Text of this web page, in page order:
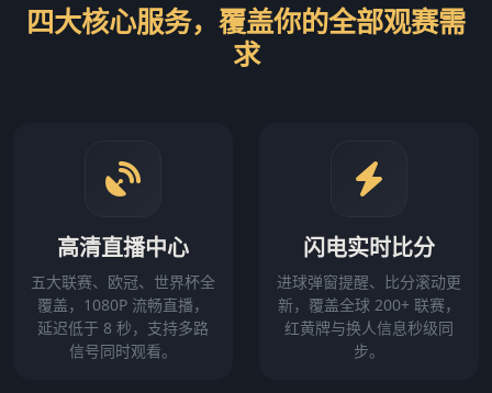
四大核心服务，覆盖你的全部观赛需
求
高清直播中心
五大联赛、欧冠、世界杯全
覆盖，1080P 流畅直播，
延迟低于 8 秒，支持多路
信号同时观看。
闪电实时比分
进球弹窗提醒、比分滚动更
新，覆盖全球 200+ 联赛，
红黄牌与换人信息秒级同
步。